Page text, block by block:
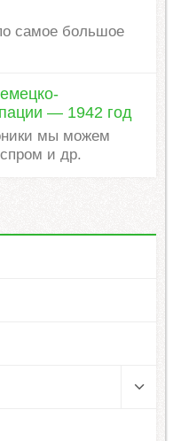
самое большое
— 1942 год
мы можем
и др.